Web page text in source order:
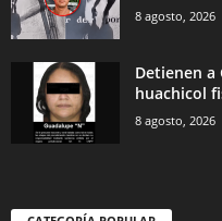
8 agosto, 2026
Detienen a
huachicol
8 agosto, 2026